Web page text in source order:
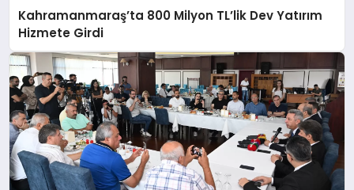
Kahramanmaraş’ta 800 Milyon TL’lik Dev Yatırım
Hizmete Girdi